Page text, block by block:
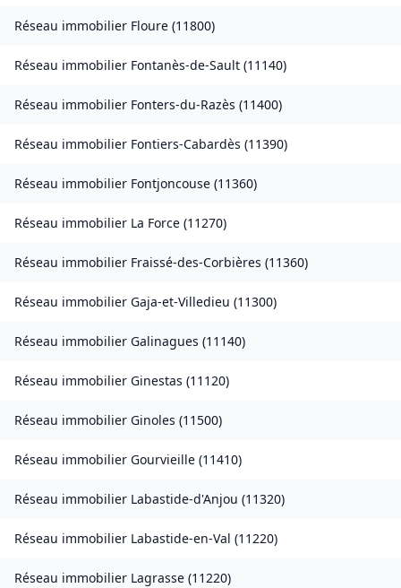
Réseau immobilier Floure (11800)
Réseau immobilier Fontanès-de-Sault (11140)
Réseau immobilier Fonters-du-Razès (11400)
Réseau immobilier Fontiers-Cabardès (11390)
Réseau immobilier Fontjoncouse (11360)
Réseau immobilier La Force (11270)
Réseau immobilier Fraissé-des-Corbières (11360)
Réseau immobilier Gaja-et-Villedieu (11300)
Réseau immobilier Galinagues (11140)
Réseau immobilier Ginestas (11120)
Réseau immobilier Ginoles (11500)
Réseau immobilier Gourvieille (11410)
Réseau immobilier Labastide-d'Anjou (11320)
Réseau immobilier Labastide-en-Val (11220)
Réseau immobilier Lagrasse (11220)